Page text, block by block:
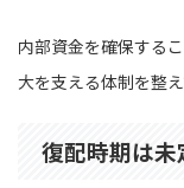
内部資金を確保する
大を支える体制を整え
復配時期は未